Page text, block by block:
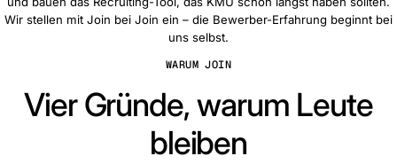
Wir stellen mit Join bei Join ein – die Bewerber-Erfahrung beginnt bei
uns selbst.
WARUM JOIN
Vier Gründe, warum Leute
bleiben